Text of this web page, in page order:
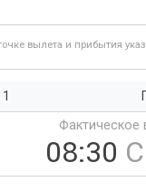
вылета и прибытия
Фактическое
08:30